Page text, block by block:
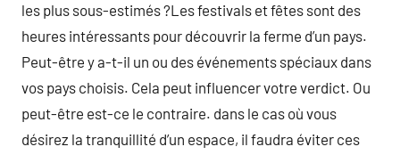
les plus sous-estimés ?Les festivals et fêtes sont des
heures intéressants pour découvrir la ferme d’un pays.
Peut-être y a-t-il un ou des événements spéciaux dans
vos pays choisis. Cela peut influencer votre verdict. Ou
peut-être est-ce le contraire. dans le cas où vous
désirez la tranquillité d’un espace, il faudra éviter ces